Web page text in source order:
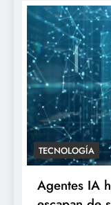
TECNOLOGÍA
Agentes IA